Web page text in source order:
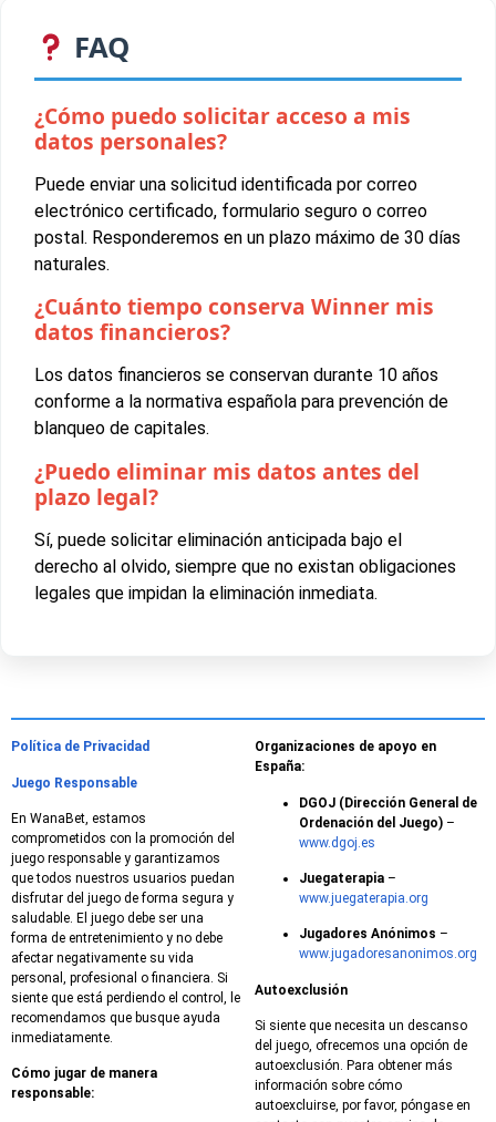
FAQ
¿Cómo puedo solicitar acceso a mis
datos personales?
Puede enviar una solicitud identificada por correo
electrónico certificado, formulario seguro o correo
postal. Responderemos en un plazo máximo de 30 días
naturales.
¿Cuánto tiempo conserva Winner mis
datos financieros?
Los datos financieros se conservan durante 10 años
conforme a la normativa española para prevención de
blanqueo de capitales.
¿Puedo eliminar mis datos antes del
plazo legal?
Sí, puede solicitar eliminación anticipada bajo el
derecho al olvido, siempre que no existan obligaciones
legales que impidan la eliminación inmediata.
Política de Privacidad
Juego Responsable
En WanaBet, estamos
comprometidos con la promoción del
juego responsable y garantizamos
que todos nuestros usuarios puedan
disfrutar del juego de forma segura y
saludable. El juego debe ser una
forma de entretenimiento y no debe
afectar negativamente su vida
personal, profesional o financiera. Si
siente que está perdiendo el control, le
recomendamos que busque ayuda
inmediatamente.
Cómo jugar de manera
responsable:
Organizaciones de apoyo en
España:
DGOJ (Dirección General de
Ordenación del Juego) –
www.dgoj.es
Juegaterapia –
www.juegaterapia.org
Jugadores Anónimos –
www.jugadoresanonimos.org
Autoexclusión
Si siente que necesita un descanso
del juego, ofrecemos una opción de
autoexclusión. Para obtener más
información sobre cómo
autoexcluirse, por favor, póngase en